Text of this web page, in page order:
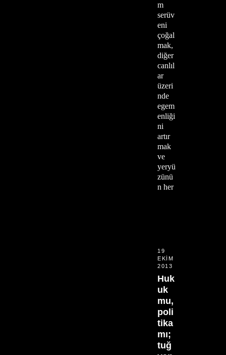
m
serüv
eni
çoğal
mak,
diğer
canlıl
ar
üzeri
nde
egem
enliği
ni
artır
mak
ve
yeryü
zünü
n her
19
EKIM
2013
Huk
uk
mu,
poli
tika
mı;
tuğ